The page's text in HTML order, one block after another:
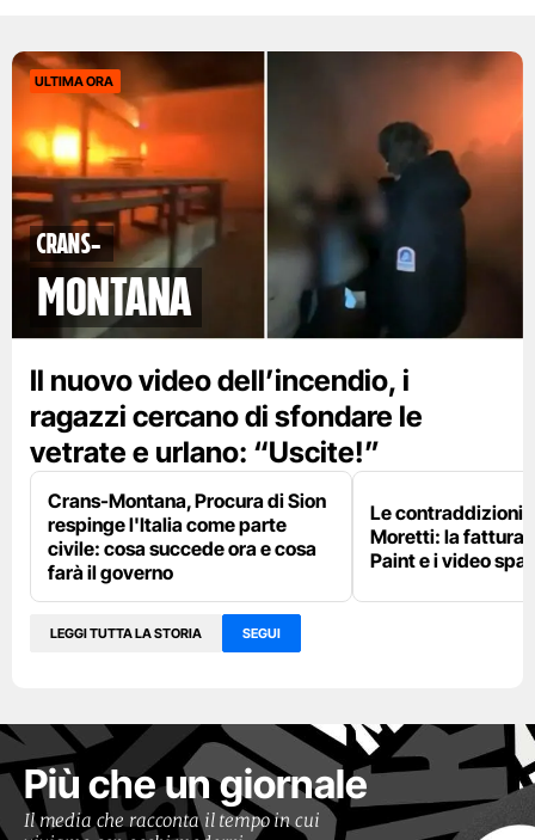
ULTIMA ORA
Crans-
Montana
Il nuovo video dell’incendio, i
ragazzi cercano di sfondare le
vetrate e urlano: “Uscite!”
Crans-Montana, Procura di Sion
respinge l'Italia come parte
civile: cosa succede ora e cosa
farà il governo
Le contraddizioni
Moretti: la fattura
Paint e i video
LEGGI TUTTA LA STORIA SEGUI
Più che un giornale
Il media che racconta il tempo in cui